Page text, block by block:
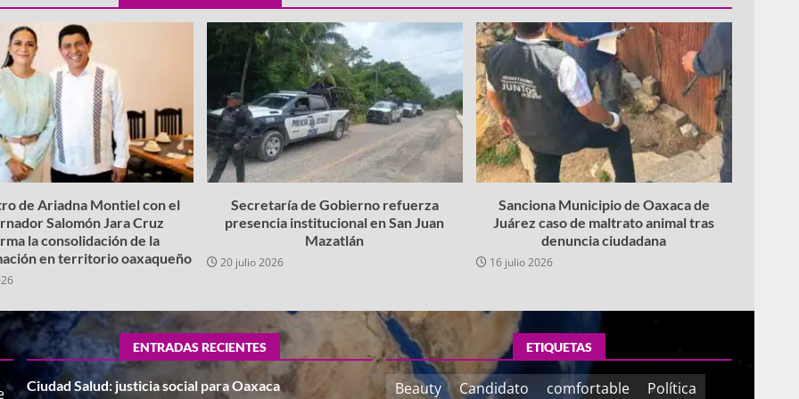
de Ariadna Montiel con el
Salomón Jara Cruz
la consolidación de la
en territorio oaxaqueño
Secretaría de Gobierno refuerza
presencia institucional en San Juan
Mazatlán
20 julio 2026
Sanciona Municipio de Oaxaca de
Juárez caso de maltrato animal tras
denuncia ciudadana
16 julio 2026
ENTRADAS RECIENTES
Ciudad Salud: justicia social para Oaxaca
ETIQUETAS
Beauty Candidato comfortable Política